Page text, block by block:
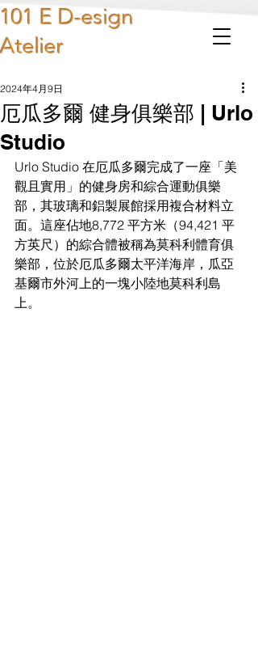
101 E D-esign
Atelier
厄瓜多爾 健身俱樂部 | Urlo
Studio
2024年4月9日
Urlo Studio 在厄瓜多爾完成了一座「美
觀且實用」的健身房和綜合運動俱樂
部，其玻璃和鋁製展館採用複合材料立
面。這座佔地8,772 平方米（94,421 平
方英尺）的綜合體被稱為莫科利體育俱
樂部，位於厄瓜多爾太平洋海岸，瓜亞
基爾市外河上的一塊小陸地莫科利島
上。